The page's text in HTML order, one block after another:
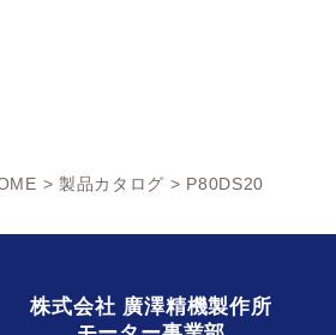
> 製品カタログ > P80DS20
株式会社 廣澤精機製作所